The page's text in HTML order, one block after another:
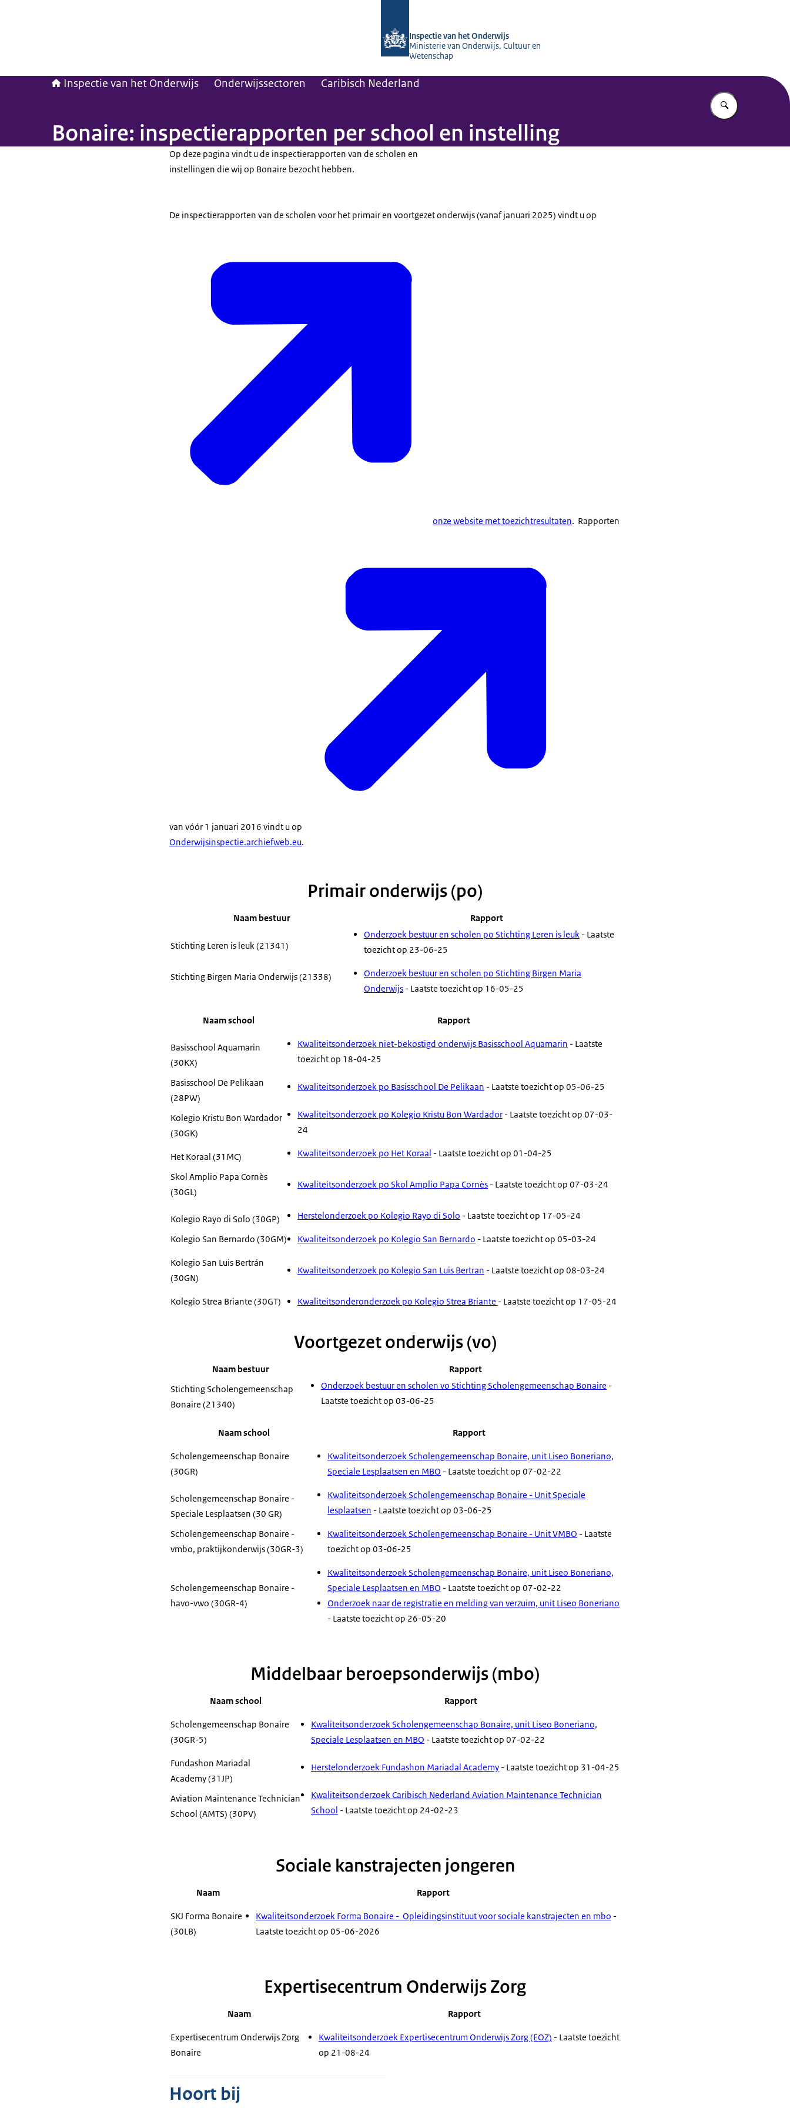
Inspectie van het Onderwijs
Ministerie van Onderwijs, Cultuur en
Wetenschap
Inspectie van het Onderwijs Onderwijssectoren Caribisch Nederland
Vul in wat u
Bonaire: inspectierapporten per school en instelling
Op deze pagina vindt u de inspectierapporten van de scholen en
instellingen die wij op Bonaire bezocht hebben.
De inspectierapporten van de scholen voor het primair en voortgezet onderwijs (vanaf januari 2025) vindt u op
onze website met toezichtresultaten. Rapporten
van vóór 1 januari 2016 vindt u op
Onderwijsinspectie.archiefweb.eu.
Primair onderwijs (po)
Naam bestuur Rapport
Stichting Leren is leuk (21341)
Onderzoek bestuur en scholen po Stichting Leren is leuk - Laatste
toezicht op 23-06-25
Stichting Birgen Maria Onderwijs (21338)
Onderzoek bestuur en scholen po Stichting Birgen Maria
Onderwijs - Laatste toezicht op 16-05-25
Naam school Rapport
Basisschool Aquamarin
(30KX)
Kwaliteitsonderzoek niet-bekostigd onderwijs Basisschool Aquamarin - Laatste
toezicht op 18-04-25
Basisschool De Pelikaan
(28PW)
Kwaliteitsonderzoek po Basisschool De Pelikaan - Laatste toezicht op 05-06-25
Kolegio Kristu Bon Wardador
(30GK)
Kwaliteitsonderzoek po Kolegio Kristu Bon Wardador - Laatste toezicht op 07-03-
24
Het Koraal (31MC) Kwaliteitsonderzoek po Het Koraal - Laatste toezicht op 01-04-25
Skol Amplio Papa Cornès
(30GL)
Kwaliteitsonderzoek po Skol Amplio Papa Cornès - Laatste toezicht op 07-03-24
Kolegio Rayo di Solo (30GP) Herstelonderzoek po Kolegio Rayo di Solo - Laatste toezicht op 17-05-24
Kolegio San Bernardo (30GM) Kwaliteitsonderzoek po Kolegio San Bernardo - Laatste toezicht op 05-03-24
Kolegio San Luis Bertrán
(30GN)
Kwaliteitsonderzoek po Kolegio San Luis Bertran - Laatste toezicht op 08-03-24
Kolegio Strea Briante (30GT) Kwaliteitsonderonderzoek po Kolegio Strea Briante - Laatste toezicht op 17-05-24
Voortgezet onderwijs (vo)
Naam bestuur
Rapport
Stichting Scholengemeenschap
Bonaire (21340)
Onderzoek bestuur en scholen vo Stichting Scholengemeenschap Bonaire -
Laatste toezicht op 03-06-25
Naam school Rapport
Scholengemeenschap Bonaire
(30GR)
Kwaliteitsonderzoek Scholengemeenschap Bonaire, unit Liseo Boneriano,
Speciale Lesplaatsen en MBO - Laatste toezicht op 07-02-22
Scholengemeenschap Bonaire -
Speciale Lesplaatsen (30 GR)
Kwaliteitsonderzoek Scholengemeenschap Bonaire - Unit Speciale
lesplaatsen - Laatste toezicht op 03-06-25
Scholengemeenschap Bonaire -
vmbo, praktijkonderwijs (30GR-3)
Kwaliteitsonderzoek Scholengemeenschap Bonaire - Unit VMBO - Laatste
toezicht op 03-06-25
Scholengemeenschap Bonaire -
havo-vwo (30GR-4)
Kwaliteitsonderzoek Scholengemeenschap Bonaire, unit Liseo Boneriano,
Speciale Lesplaatsen en MBO - Laatste toezicht op 07-02-22
Onderzoek naar de registratie en melding van verzuim, unit Liseo Boneriano
- Laatste toezicht op 26-05-20
Middelbaar beroepsonderwijs (mbo)
Naam school Rapport
Scholengemeenschap Bonaire
(30GR-5)
Kwaliteitsonderzoek Scholengemeenschap Bonaire, unit Liseo Boneriano,
Speciale Lesplaatsen en MBO - Laatste toezicht op 07-02-22
Fundashon Mariadal
Academy (31JP)
Herstelonderzoek Fundashon Mariadal Academy - Laatste toezicht op 31-04-25
Aviation Maintenance Technician
School (AMTS) (30PV)
Kwaliteitsonderzoek Caribisch Nederland Aviation Maintenance Technician
School - Laatste toezicht op 24-02-23
Sociale kanstrajecten jongeren
Naam Rapport
SKJ Forma Bonaire
(30LB)
Kwaliteitsonderzoek Forma Bonaire - Opleidingsinstituut voor sociale kanstrajecten en mbo -
Laatste toezicht op 05-06-2026
Expertisecentrum Onderwijs Zorg
Naam Rapport
Expertisecentrum Onderwijs Zorg
Bonaire
Kwaliteitsonderzoek Expertisecentrum Onderwijs Zorg (EOZ) - Laatste toezicht
op 21-08-24
Hoort bij